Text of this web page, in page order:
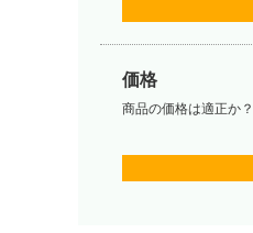
価格
商品の価格は適正か？